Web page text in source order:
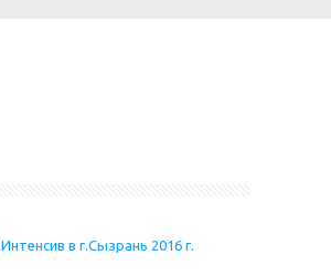
Интенсив в г.Сызрань 2016 г.